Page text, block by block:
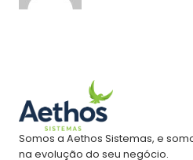
Somos a Aethos Sistemas, e
na evolução do seu negócio.